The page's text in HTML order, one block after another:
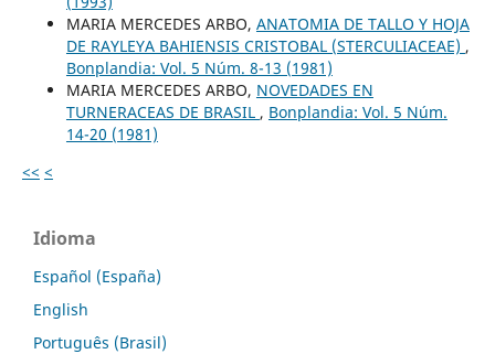
MARIA MERCEDES ARBO, ANATOMIA DE TALLO Y HOJA
DE RAYLEYA BAHIENSIS CRISTOBAL (STERCULIACEAE) ,
Bonplandia: Vol. 5 Núm. 8-13 (1981)
MARIA MERCEDES ARBO, NOVEDADES EN
TURNERACEAS DE BRASIL , Bonplandia: Vol. 5 Núm.
14-20 (1981)
<< <
Idioma
Español (España)
English
Português (Brasil)